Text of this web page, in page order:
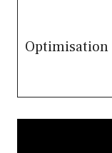
Optimisation